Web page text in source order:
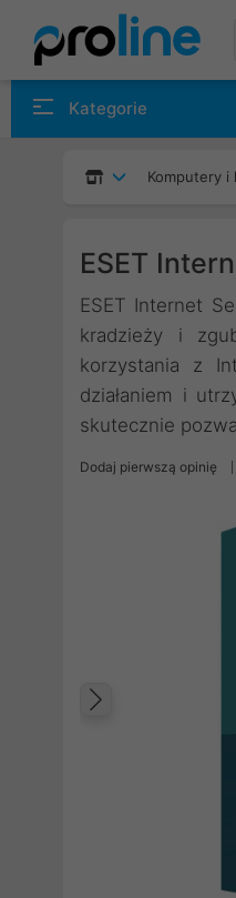
Kategorie
Komputery i
ESET
ESET Internet
kradzieży i
korzystania z
działaniem i
skutecznie
Dodaj pierwszą opinię